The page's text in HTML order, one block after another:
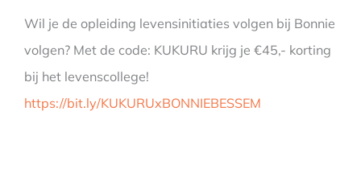
Wil je de opleiding levensinitiaties volgen bij Bonnie
volgen? Met de code: KUKURU krijg je €45,- korting
bij het levenscollege!
https://bit.ly/KUKURUxBONNIEBESSEM